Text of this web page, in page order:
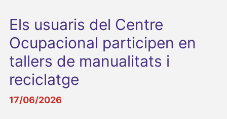
Els usuaris del Centre
Ocupacional participen en
tallers de manualitats i
reciclatge
17/06/2026